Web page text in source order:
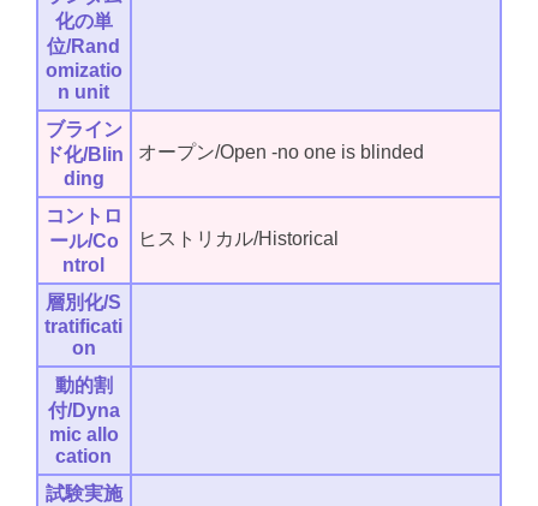
化の単
位/Rand
omizatio
n unit
ブライン
ド化/Blin
ding
オープン/Open -no one is blinded
コントロ
ール/Co
ntrol
ヒストリカル/Historical
層別化/S
tratificati
on
動的割
付/Dyna
mic allo
cation
試験実施